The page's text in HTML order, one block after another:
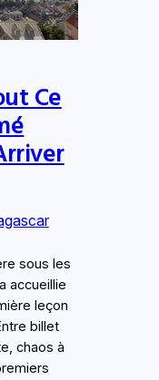
Ce
sous les
accueillie
leçon
billet
chaos à